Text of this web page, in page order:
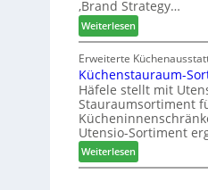
n
f
t
u
n
g
a
n
d
H
u
b
t
e
x
s
t
e
‚Brand Strategy…
Weiterlesen:
Z
w
e
i
P
r
e
i
s
Erweiterte
Küchenstauraum-
Häfele stellt mit
Stauraumsortiment
Utensio-Sortiment
Weiterlesen:
K